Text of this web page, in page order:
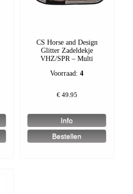
CS Horse and Design
Glitter Zadeldekje
VHZ/SPR – Multi
Voorraad:4
€ 49.95